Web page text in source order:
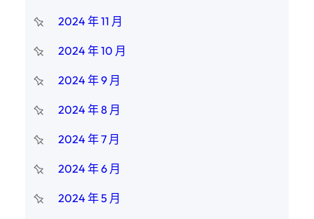
2024 年 11 月
2024 年 10 月
2024 年 9 月
2024 年 8 月
2024 年 7 月
2024 年 6 月
2024 年 5 月